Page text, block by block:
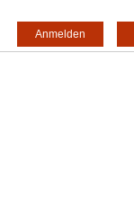
Anmelden